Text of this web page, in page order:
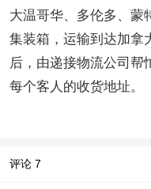
大温哥华、多伦多、蒙
集装箱，运输到达加拿
后，由递接物流公司帮
每个客人的收货地址。
评论 7